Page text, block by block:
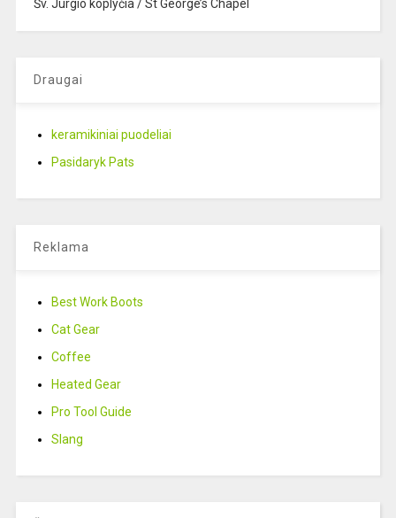
Šv. Jurgio koplyčia / St George’s Chapel
Draugai
keramikiniai puodeliai
Pasidaryk Pats
Reklama
Best Work Boots
Cat Gear
Coffee
Heated Gear
Pro Tool Guide
Slang